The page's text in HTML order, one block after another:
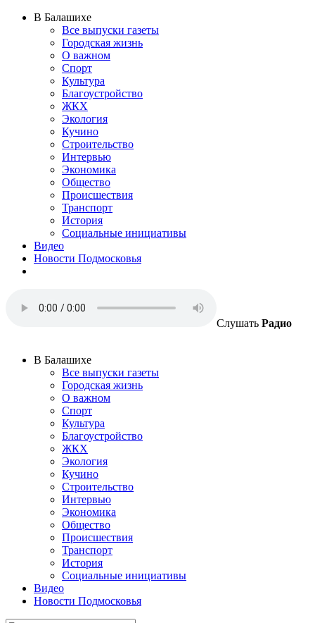
В Балашихе
Все выпуски газеты
Городская жизнь
О важном
Спорт
Культура
Благоустройство
ЖКХ
Экология
Кучино
Строительство
Интервью
Экономика
Общество
Происшествия
Транспорт
История
Социальные инициативы
Видео
Новости Подмосковья
Слушать Радио
В Балашихе
Все выпуски газеты
Городская жизнь
О важном
Спорт
Культура
Благоустройство
ЖКХ
Экология
Кучино
Строительство
Интервью
Экономика
Общество
Происшествия
Транспорт
История
Социальные инициативы
Видео
Новости Подмосковья